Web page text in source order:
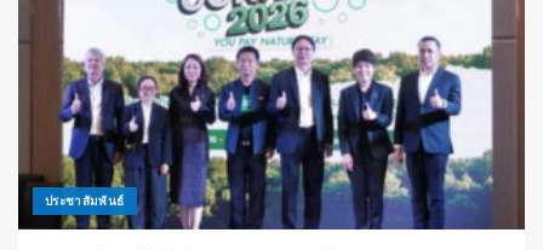
ประชาสัมพันธ์